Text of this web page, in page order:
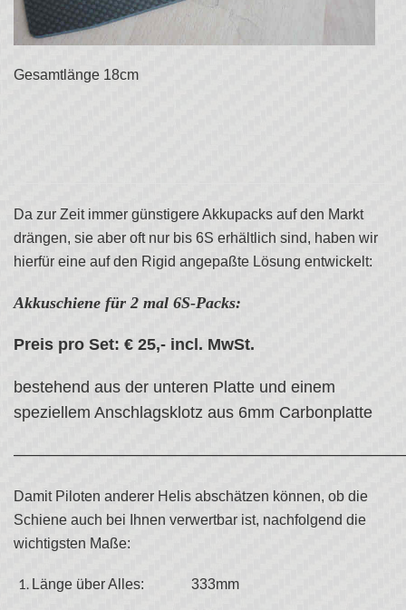
Gesamtlänge 18cm
Da zur Zeit immer günstigere Akkupacks auf den Markt
drängen, sie aber oft nur bis 6S erhältlich sind, haben wir
hierfür eine auf den Rigid angepaßte Lösung entwickelt:
Akkuschiene für 2 mal 6S-Packs:
Preis pro Set: € 25,- incl. MwSt.
bestehend aus der unteren Platte und einem
speziellem Anschlagsklotz aus 6mm Carbonplatte
Damit Piloten anderer Helis abschätzen können, ob die
Schiene auch bei Ihnen verwertbar ist, nachfolgend die
wichtigsten Maße:
Länge über Alles: 333mm